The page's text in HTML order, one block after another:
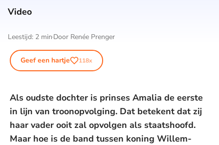
Video
Leestijd: 2 min Door Renée Prenger
Geef een hartje 118x
Als oudste dochter is prinses Amalia de eerste
in lijn van troonopvolging. Dat betekent dat zij
haar vader ooit zal opvolgen als staatshoofd.
Maar hoe is de band tussen koning Willem-